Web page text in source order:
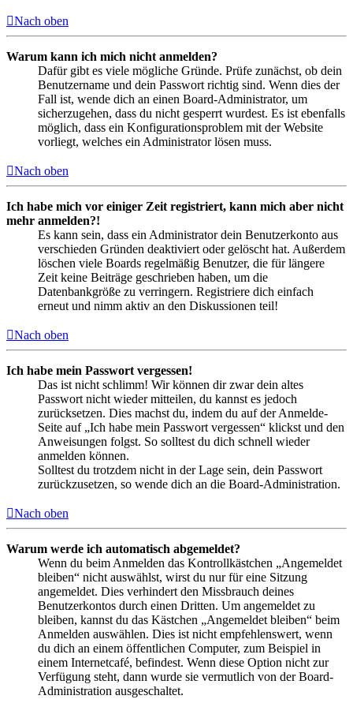
Nach oben
Warum kann ich mich nicht anmelden?
Dafür gibt es viele mögliche Gründe. Prüfe zunächst, ob dein
Benutzername und dein Passwort richtig sind. Wenn dies der
Fall ist, wende dich an einen Board-Administrator, um
sicherzugehen, dass du nicht gesperrt wurdest. Es ist ebenfalls
möglich, dass ein Konfigurationsproblem mit der Website
vorliegt, welches ein Administrator lösen muss.
Nach oben
Ich habe mich vor einiger Zeit registriert, kann mich aber nicht
mehr anmelden?!
Es kann sein, dass ein Administrator dein Benutzerkonto aus
verschieden Gründen deaktiviert oder gelöscht hat. Außerdem
löschen viele Boards regelmäßig Benutzer, die für längere
Zeit keine Beiträge geschrieben haben, um die
Datenbankgröße zu verringern. Registriere dich einfach
erneut und nimm aktiv an den Diskussionen teil!
Nach oben
Ich habe mein Passwort vergessen!
Das ist nicht schlimm! Wir können dir zwar dein altes
Passwort nicht wieder mitteilen, du kannst es jedoch
zurücksetzen. Dies machst du, indem du auf der Anmelde-
Seite auf „Ich habe mein Passwort vergessen“ klickst und den
Anweisungen folgst. So solltest du dich schnell wieder
anmelden können.
Solltest du trotzdem nicht in der Lage sein, dein Passwort
zurückzusetzen, so wende dich an die Board-Administration.
Nach oben
Warum werde ich automatisch abgemeldet?
Wenn du beim Anmelden das Kontrollkästchen „Angemeldet
bleiben“ nicht auswählst, wirst du nur für eine Sitzung
angemeldet. Dies verhindert den Missbrauch deines
Benutzerkontos durch einen Dritten. Um angemeldet zu
bleiben, kannst du das Kästchen „Angemeldet bleiben“ beim
Anmelden auswählen. Dies ist nicht empfehlenswert, wenn
du dich an einem öffentlichen Computer, zum Beispiel in
einem Internetcafé, befindest. Wenn diese Option nicht zur
Verfügung steht, dann wurde sie vermutlich von der Board-
Administration ausgeschaltet.